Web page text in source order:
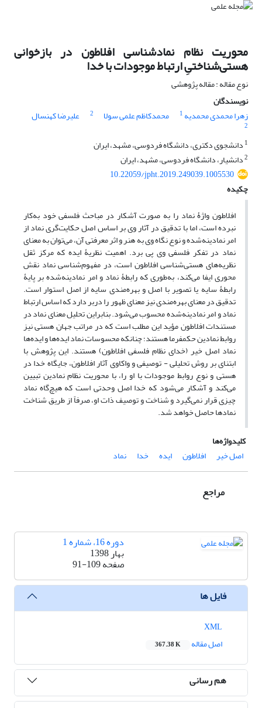
محوریت نظام نمادشناسی افلاطون در بازخوانی
هستی‌شناختیِ ارتباط موجودات با خدا
نوع مقاله : مقاله پژوهشی
نویسندگان
زهرا محمدی محمدیه 1 محمدکاظم علمی سولا 2 علیرضا کهنسال
2
1 دانشجوی دکتری، دانشگاه فردوسی، مشهد، ایران
2دانشیار، دانشگاه فردوسی، مشهد، ایران
10.22059/jpht.2019.249039.1005530
چکیده
افلاطون واژۀ نماد را به صورت آشکار در مباحث فلسفی خود به‌کار
نبرده است، اما با تدقیق در آثار وی بر اساس اصل حکایت‌گری نماد از
امر نمادینه‌شده و نوع نگاه وی به هنر و اثر معرفتی آن، می‌توان به معنای
نماد در تفکر فلسفی وی پی برد. اهمیت نظریۀ ایده که مرکز ثقل
نظریه‌های هستی‌شناسی افلاطون است، در مفهوم‌شناسی نماد نقش
محوری ایفا می‌کند، به‌طوری که رابطۀ نماد و امر نمادینه‌شده بر پایۀ
رابطۀ سایه یا تصویر با اصل و بهره‌مندی سایه از اصل استوار است.
تدقیق در معنای بهره‌مندی نیز معنای ظهور را دربر دارد که اساس ارتباط
نماد و امر نمادینه‌شده محسوب می‌شود. بنابراین تحلیل معنای نماد در
مستندات افلاطون مؤید این مطلب است که در مراتب جهان هستی نیز
روابط نمادین حکمفرما هستند؛ چنانکه محسوسات نماد ایده‌ها و ایده‌ها
نماد اصل خیر (خدای نظام فلسفی افلاطون) هستند. این پژوهش با
ابتنای بر روش تحلیلی - توصیفی و واکاوی آثار افلاطون، جایگاه خدا در
هستی و نوع روابط موجودات با او را، با محوریت نظام نمادین تبیین
می‌کند و آشکار می‌شود که خدا اصل وحدتی است که هیچ‌گاه نماد
چیزی قرار نمی‌گیرد و شناخت و توصیف ذات او، صرفاً از طریق شناخت
نمادها حاصل خواهد شد.
کلیدواژه‌ها
اصل خیر
افلاطون ایده خدا نماد
مراجع
دوره 16، شماره 1
بهار 1398
صفحه91-109
فایل ها
اصل مقاله
367.38 K
هم رسانی